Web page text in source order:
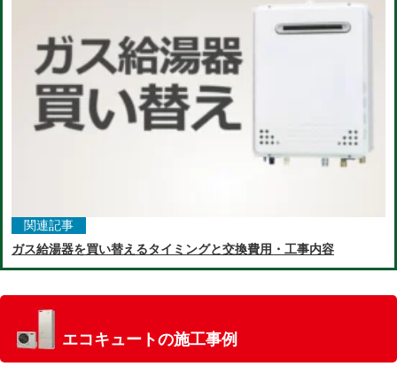
関連記事
ガス給湯器を買い替えるタイミングと交換費用・工事内容
エコキュートの施工事例